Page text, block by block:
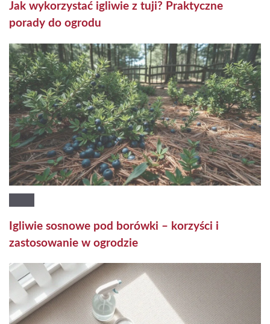
Jak wykorzystać igliwie z tuji? Praktyczne
porady do ogrodu
Igliwie sosnowe pod borówki – korzyści i
zastosowanie w ogrodzie